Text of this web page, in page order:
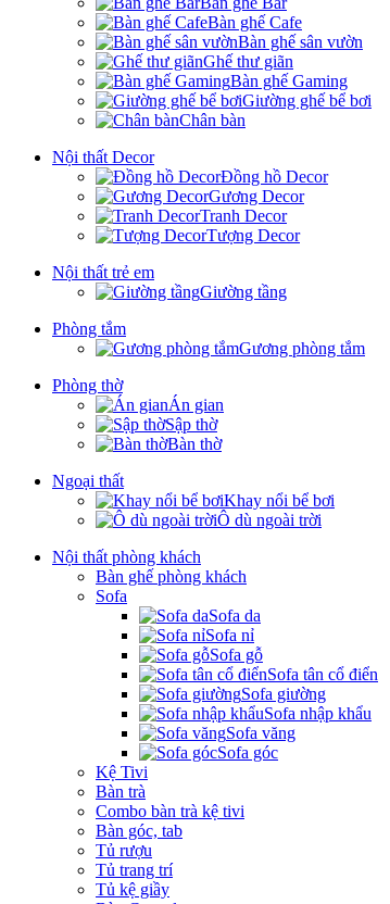
Bàn ghế Cafe
Bàn ghế sân vườn
Ghế thư giãn
Bàn ghế Gaming
Giường ghế bể bơi
Chân bàn
Nội thất Decor
Đồng hồ Decor
Gương Decor
Tranh Decor
Tượng Decor
Nội thất trẻ em
Giường tầng
Phòng tắm
Gương phòng tắm
Phòng thờ
Án gian
Sập thờ
Bàn thờ
Ngoại thất
Khay nổi bể bơi
Ô dù ngoài trời
Nội thất phòng khách
Bàn ghế phòng khách
Sofa
Sofa da
Sofa nỉ
Sofa gỗ
Sofa tân cổ điển
Sofa giường
Sofa nhập khẩu
Sofa văng
Sofa góc
Kệ Tivi
Bàn trà
Combo bàn trà kệ tivi
Bàn góc, tab
Tủ rượu
Tủ trang trí
Tủ kệ giầy